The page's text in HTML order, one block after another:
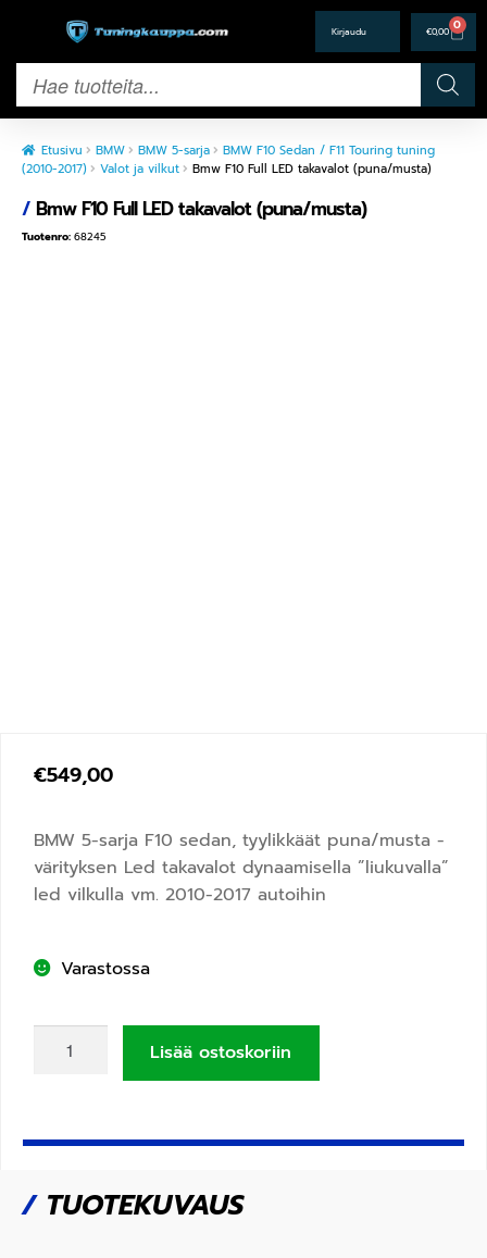
€0,00 0
Etusivu BMW BMW 5-sarja
BMW F10 Sedan / F11 Touring tuning
(2010-2017)
Valot ja vilkut Bmw F10 Full LED takavalot (puna/musta)
/Bmw F10 Full LED takavalot (puna/musta)
Tuotenro: 68245
€549,00
BMW 5-sarja F10 sedan, tyylikkäät puna/musta -
värityksen Led takavalot dynaamisella ”liukuvalla”
led vilkulla vm. 2010-2017 autoihin
Varastossa
Lisää ostoskoriin
/TUOTEKUVAUS